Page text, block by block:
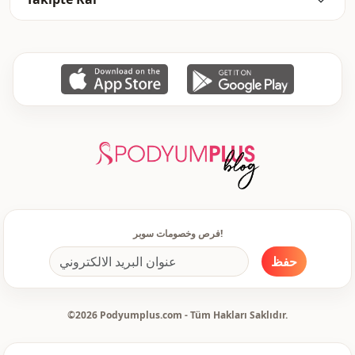
السماكة رفيع
القالب عادي
تفاصيل الكم كم مختلف
نمط اغلاق مخفي
تفاصيل ذو قبعة
بجيب
تفاصيل ذو غطاء للرأس
فرص وخصومات سوبر!
حفظ
©2026 Podyumplus.com - Tüm Hakları Saklıdır.